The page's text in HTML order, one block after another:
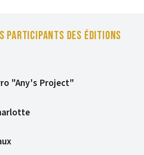
PARTICIPANTS DES ÉDITIONS
"Any's Project"